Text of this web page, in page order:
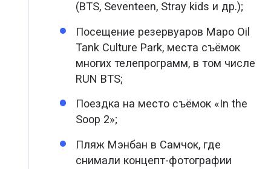
(BTS, Seventeen, Stray kids и др.);
Посещение резервуаров Mapo Oil
Tank Culture Park, места съёмок
многих телепрограмм, в том числе
RUN BTS;
Поездка на место съёмок «In the
Soop 2»;
Пляж Мэнбан в Самчок, где
снимали концепт-фотографии